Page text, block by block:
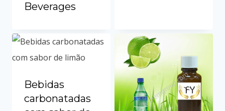
Beverages
Bebidas
carbonatadas